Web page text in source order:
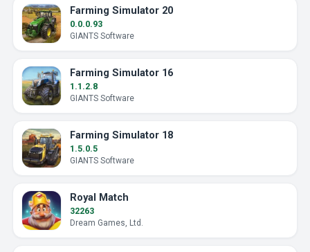
Farming Simulator 20
0.0.0.93
GIANTS Software
Farming Simulator 16
1.1.2.8
GIANTS Software
Farming Simulator 18
1.5.0.5
GIANTS Software
Royal Match
32263
Dream Games, Ltd.